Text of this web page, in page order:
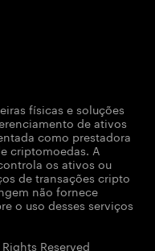
físicas e soluções
de ativos
como prestadora
criptomoedas. A
os ativos ou
de transações cripto
não fornece
o uso desses serviços